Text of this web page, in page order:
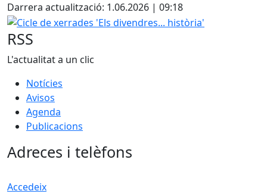
Darrera actualització: 1.06.2026 | 09:18
Cicle de xerrades 'Els divendres... història'
RSS
L'actualitat a un clic
Notícies
Avisos
Agenda
Publicacions
Adreces i telèfons
Accedeix